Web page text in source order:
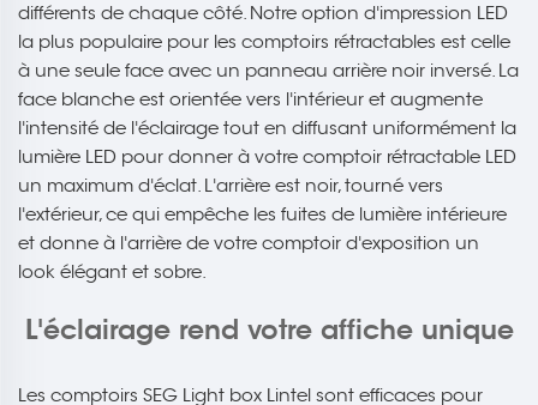
différents de chaque côté. Notre option d'impression LED
la plus populaire pour les comptoirs rétractables est celle
à une seule face avec un panneau arrière noir inversé. La
face blanche est orientée vers l'intérieur et augmente
l'intensité de l'éclairage tout en diffusant uniformément la
lumière LED pour donner à votre comptoir rétractable LED
un maximum d'éclat. L'arrière est noir, tourné vers
l'extérieur, ce qui empêche les fuites de lumière intérieure
et donne à l'arrière de votre comptoir d'exposition un
look élégant et sobre.
L'éclairage rend votre affiche unique
Les comptoirs SEG Light box Lintel sont efficaces pour